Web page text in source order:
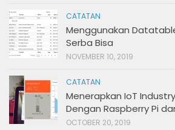
CATATAN
Menggunakan
Serba Bisa
NOVEMBER 10, 2019
CATATAN
Menerapkan IoT
Dengan Raspberry Pi
OCTOBER 20, 2019